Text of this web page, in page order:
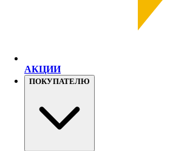
АКЦИИ
ПОКУПАТЕЛЮ